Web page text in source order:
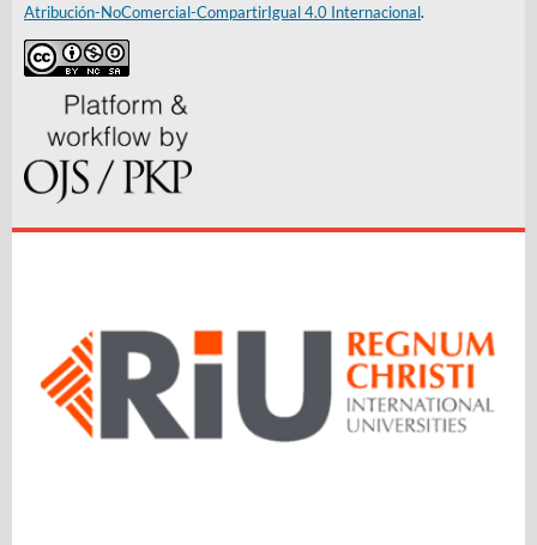
Atribución-NoComercial-CompartirIgual 4.0 Internacional.